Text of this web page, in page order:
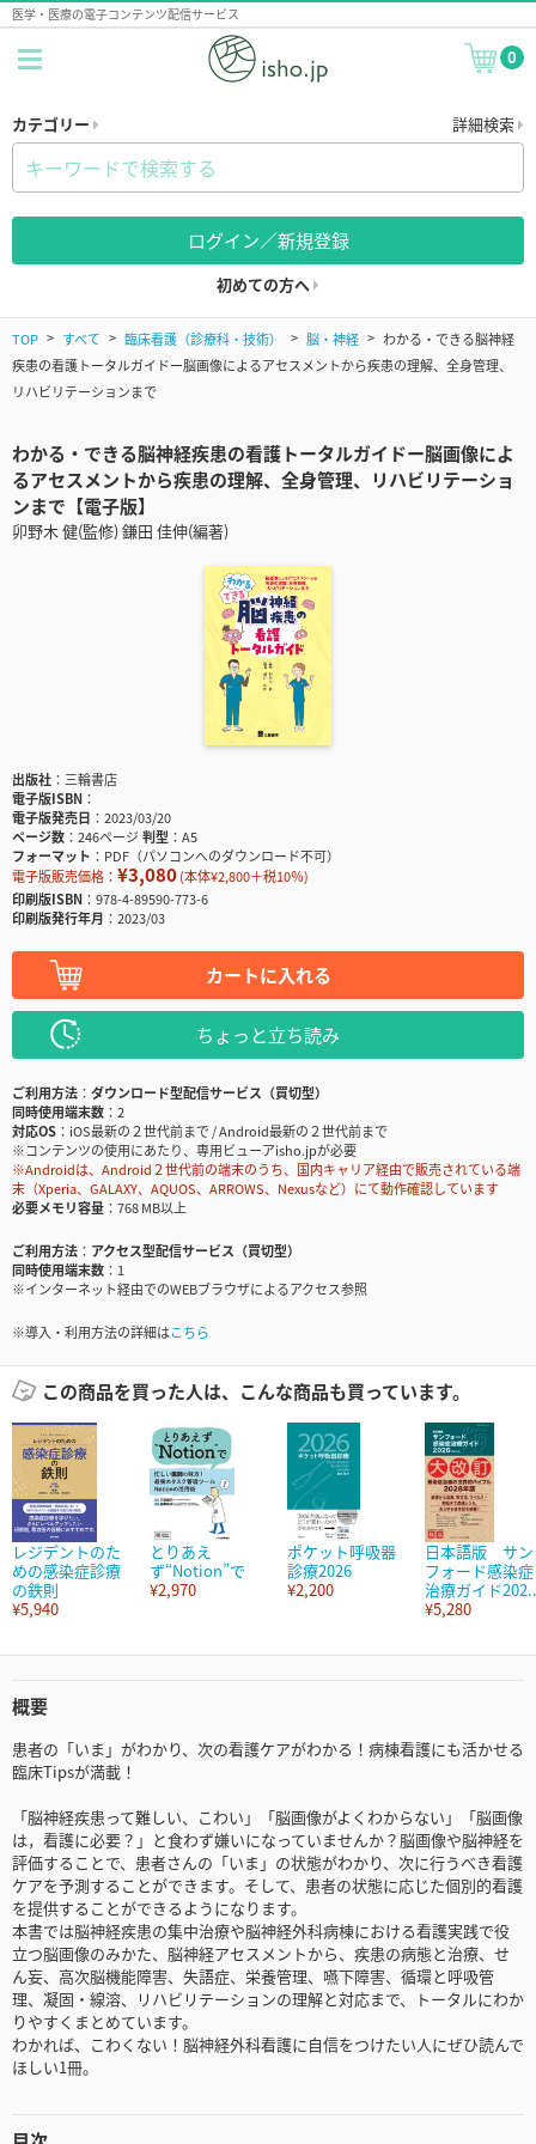
医学・医療の電子コンテンツ配信サービス
0
カテゴリー 詳細検索
ログイン／新規登録
初めての方へ
TOP すべて 臨床看護（診療科・技術） 脳・神経
わかる・できる脳神経
疾患の看護トータルガイドー脳画像によるアセスメントから疾患の理解、全身管理、
リハビリテーションまで
わかる・できる脳神経疾患の看護トータルガイドー脳画像によ
るアセスメントから疾患の理解、全身管理、リハビリテーショ
ンまで【電子版】
卯野木 健(監修) 鎌田 佳伸(編著)
出版社
三輪書店
電子版ISBN
電子版発売日
2023/03/20
ページ数
246ページ判型
A5
フォーマット
PDF（パソコンへのダウンロード不可）
電子版販売価格： ¥3,080(本体¥2,800＋税10％)
印刷版ISBN
978-4-89590-773-6
印刷版発行年月
2023/03
カートに入れる
ちょっと立ち読み
ご利用方法
ダウンロード型配信サービス（買切型）
同時使用端末数
2
対応OS
iOS最新の２世代前まで / Android最新の２世代前まで
※コンテンツの使用にあたり、専用ビューアisho.jpが必要
※Androidは、Android２世代前の端末のうち、国内キャリア経由で販売されている端
末（Xperia、GALAXY、AQUOS、ARROWS、Nexusなど）にて動作確認しています
必要メモリ容量
768 MB以上
ご利用方法
アクセス型配信サービス（買切型）
同時使用端末数
1
※インターネット経由でのWEBブラウザによるアクセス参照
※導入・利用方法の詳細はこちら
この商品を買った人は、こんな商品も買っています。
レジデントのた
めの感染症診療
の鉄則
¥5,940
とりあえ
ず“Notion”で
¥2,970
ポケット呼吸器
診療2026
¥2,200
日本語版 サン
フォード感染症
治療ガイド
¥5,280
概要
患者の「いま」がわかり、次の看護ケアがわかる！病棟看護にも活かせる
臨床Tipsが満載！
「脳神経疾患って難しい、こわい」「脳画像がよくわからない」「脳画像
は，看護に必要？」と食わず嫌いになっていませんか？脳画像や脳神経を
評価することで、患者さんの「いま」の状態がわかり、次に行うべき看護
ケアを予測することができます。そして、患者の状態に応じた個別的看護
を提供することができるようになります。
本書では脳神経疾患の集中治療や脳神経外科病棟における看護実践で役
立つ脳画像のみかた、脳神経アセスメントから、疾患の病態と治療、せ
ん妄、高次脳機能障害、失語症、栄養管理、嚥下障害、循環と呼吸管
理、凝固・線溶、リハビリテーションの理解と対応まで、トータルにわか
りやすくまとめています。
わかれば、こわくない！脳神経外科看護に自信をつけたい人にぜひ読んで
ほしい1冊。